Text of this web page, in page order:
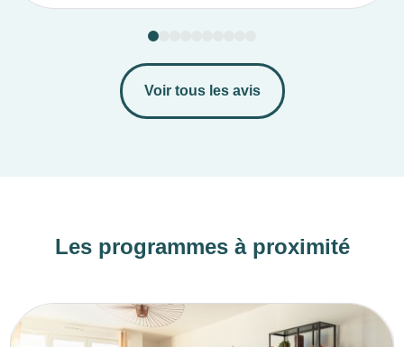
Voir tous les avis
Les programmes à proximité